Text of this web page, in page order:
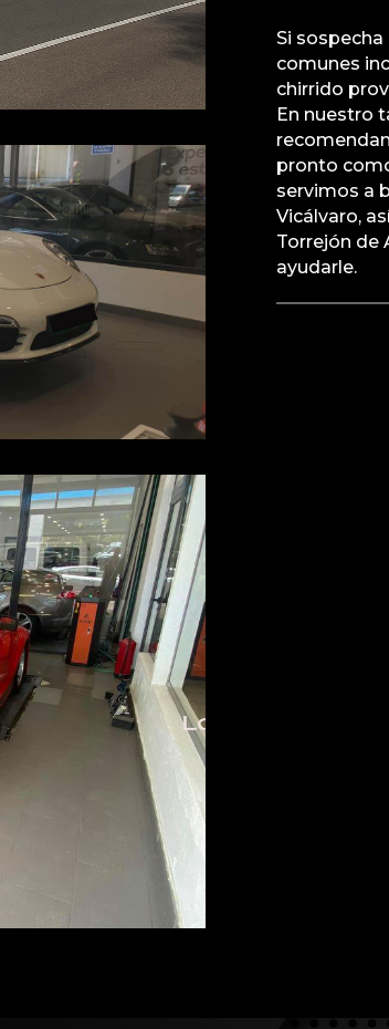
Si
comunes
chirrido
En nuestro
pronto
servimos a
Vicálvaro,
Torrejón de
ayudarle.